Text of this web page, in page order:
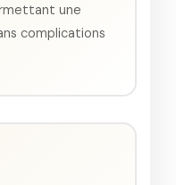
une
complications